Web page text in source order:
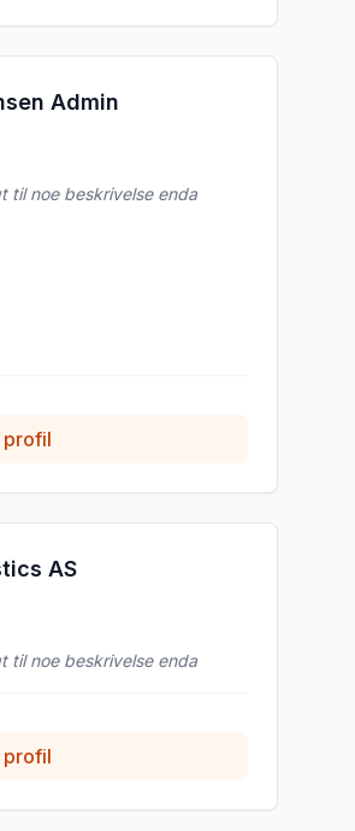
Admin
til noe beskrivelse enda
profil
AS
til noe beskrivelse enda
profil